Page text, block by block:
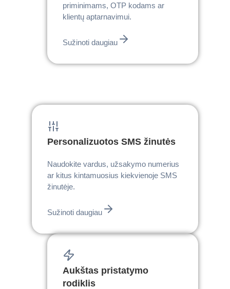
priminimams, OTP kodams ar
klientų aptarnavimui.
Sužinoti daugiau
Personalizuotos SMS žinutės
Naudokite vardus, užsakymo numerius
ar kitus kintamuosius kiekvienoje SMS
žinutėje.
Sužinoti daugiau
Aukštas pristatymo
rodiklis